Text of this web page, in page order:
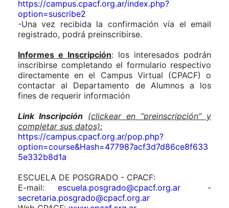
https://campus.cpacf.org.ar/index.php?
option=suscribe2
-Una vez recibida la confirmación vía el email
registrado, podrá preinscribirse.
Informes e Inscripción: los interesados podrán
inscribirse completando el formulario respectivo
directamente en el Campus Virtual (CPACF) o
contactar al Departamento de Alumnos a los
fines de requerir información
Link Inscripción (clickear en “preinscripción” y
completar sus datos):
https://campus.cpacf.org.ar/pop.php?
option=course&Hash=477987acf3d7d86ce8f633
5e332b8d1a
ESCUELA DE POSGRADO - CPACF:
E-mail:escuela.posgrado@cpacf.org.ar
-
secretaria.posgrado@cpacf.org.ar